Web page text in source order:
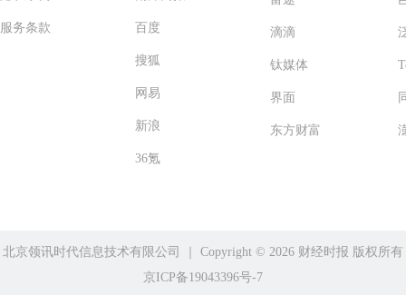
服务条款 百度
搜狐
网易
新浪
36氪
滴滴
钛媒体
界面
东方财富
北京领讯时代信息技术有限公司
｜ Copyright ©️ 2026 财经时报 版权所有
京ICP备19043396号-7